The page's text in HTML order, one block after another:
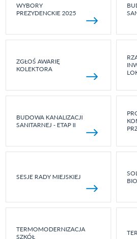
WYBORY
PREZYDENCKIE 2025
ZGŁOŚ AWARIĘ
KOLEKTORA
BUDOWA KANALIZACJI
SANITARNEJ - ETAP II
SESJE RADY MIEJSKIEJ
TERMOMODERNIZACJA
SZKÓŁ